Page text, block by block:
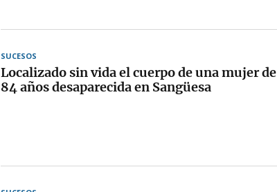
SUCESOS
Localizado sin vida el cuerpo de una mujer de
84 años desaparecida en Sangüesa